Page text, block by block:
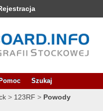
Szukaj
> 123RF > Powody